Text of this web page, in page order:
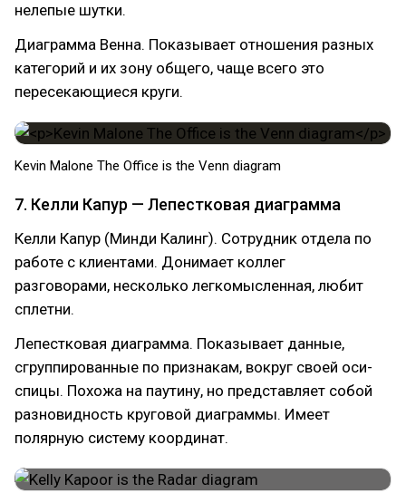
нелепые шутки.
Диаграмма Венна. Показывает отношения разных
категорий и их зону общего, чаще всего это
пересекающиеся круги.
Kevin Malone The Office is the Venn diagram
7. Келли Капур — Лепестковая диаграмма
Келли Капур (Минди Калинг). Сотрудник отдела по
работе с клиентами. Донимает коллег
разговорами, несколько легкомысленная, любит
сплетни.
Лепестковая диаграмма. Показывает данные,
сгруппированные по признакам, вокруг своей оси-
спицы. Похожа на паутину, но представляет собой
разновидность круговой диаграммы. Имеет
полярную систему координат.